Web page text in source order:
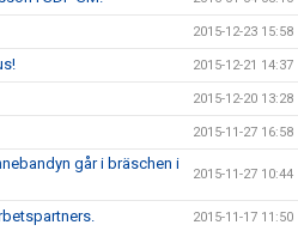
2015-12-23 15:58
2015-12-21 14:37
2015-12-20 13:28
2015-11-27 16:58
går i bräschen i
2015-11-27 10:44
2015-11-17 11:50